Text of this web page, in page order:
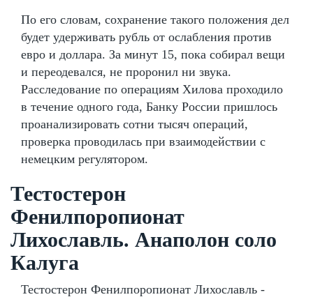
По его словам, сохранение такого положения дел
будет удерживать рубль от ослабления против
евро и доллара. За минут 15, пока собирал вещи
и переодевался, не проронил ни звука.
Расследование по операциям Хилова проходило
в течение одного года, Банку России пришлось
проанализировать сотни тысяч операций,
проверка проводилась при взаимодействии с
немецким регулятором.
Тестостерон
Фенилпоропионат
Лихославль. Анаполон соло
Калуга
Тестостерон Фенилпоропионат Лихославль -